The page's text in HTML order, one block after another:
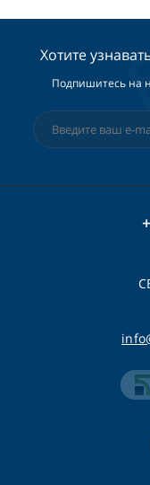
Хотите
Подпишитесь на